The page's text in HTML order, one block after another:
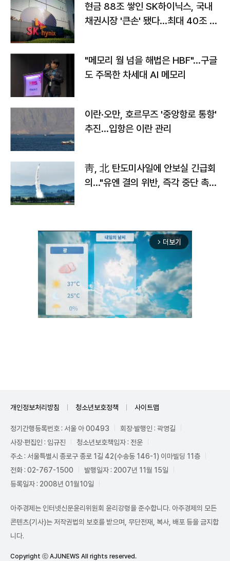
현금 88조 쌓인 SK하이닉스, 국내
채권시장 '큰손' 됐다…최대 40조 투
"메모리 월 넘을 해법은 HBF"…구글
도 주목한 차세대 AI 메모리
이란·오만, 호르무즈 '중앙항로 통항'
추진…입항은 이란 관리
靑, 北 탄도미사일에 안보실 긴급회
의…"유엔 결의 위반, 즉각 중단 촉
arrow_forward_ios 더보기
개인정보처리방침 청소년보호정책 사이트맵
정기간행등록번호 : 서울 아 00493
회장·발행인 : 곽영길
사장·편집인 : 임규진
청소년보호책임자 : 전운
주소 : 서울특별시 종로구 종로 1길 42(수송동 146-1) 이마빌딩 11층
전화 : 02-767-1500
발행일자 : 2007년 11월 15일
등록일자 : 2008년 01월10일
아주경제는 인터넷신문윤리위원회 윤리강령을 준수합니다. 아주경제의 모든
콘텐츠(기사)는 저작권법의 보호를 받으며, 무단전재, 복사, 배포 등을 금지합
니다.
Copyright ⓒ AJUNEWS All rights reserved.